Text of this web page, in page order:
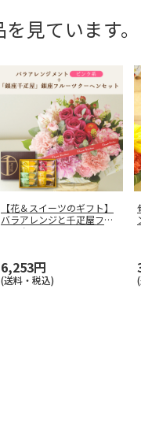
見ています。
【花＆スイーツのギフト】
バラアレンジと千疋屋フル
ーツクーヘ
6,253円
(送料・税込)